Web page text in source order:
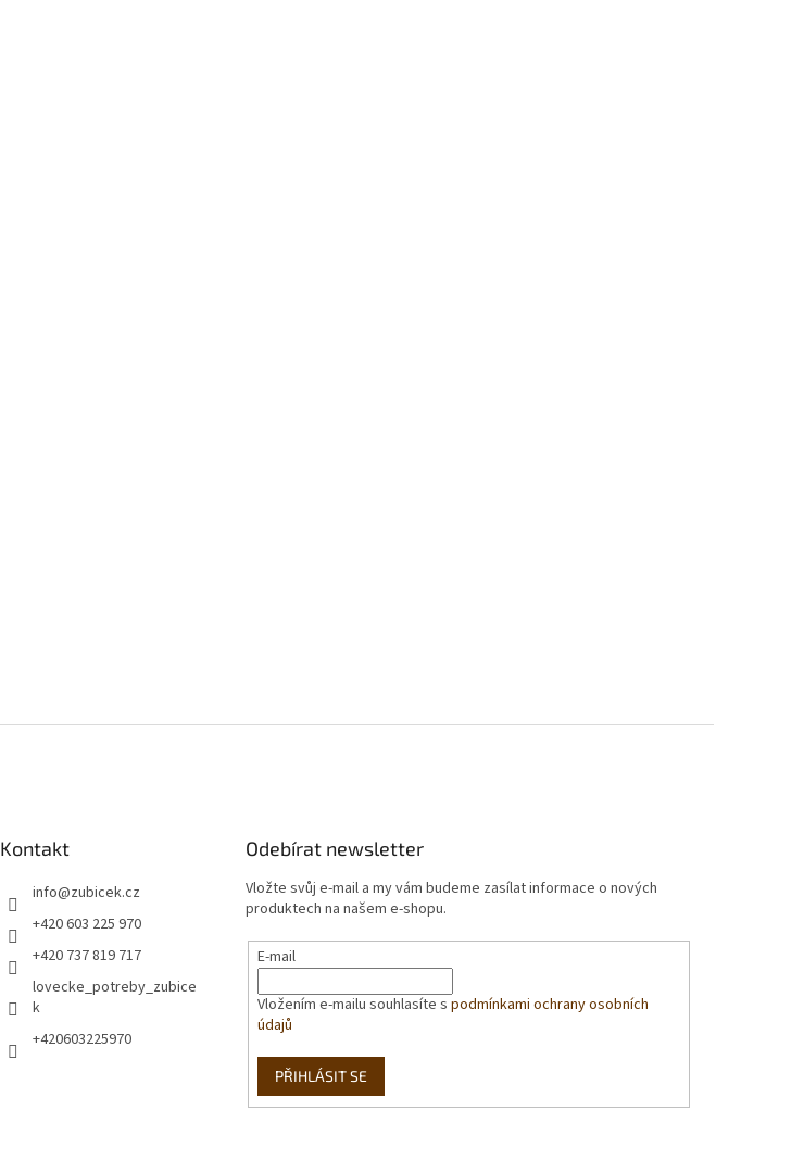
Kontakt
info@zubicek.cz
+420 603 225 970
+420 737 819 717
lovecke_potreby_zubice
k
+420603225970
Odebírat newsletter
Vložte svůj e-mail a my vám budeme zasílat informace o nových
produktech na našem e-shopu.
E-mail
Vložením e-mailu souhlasíte spodmínkami ochrany osobních
údajů
PŘIHLÁSIT SE